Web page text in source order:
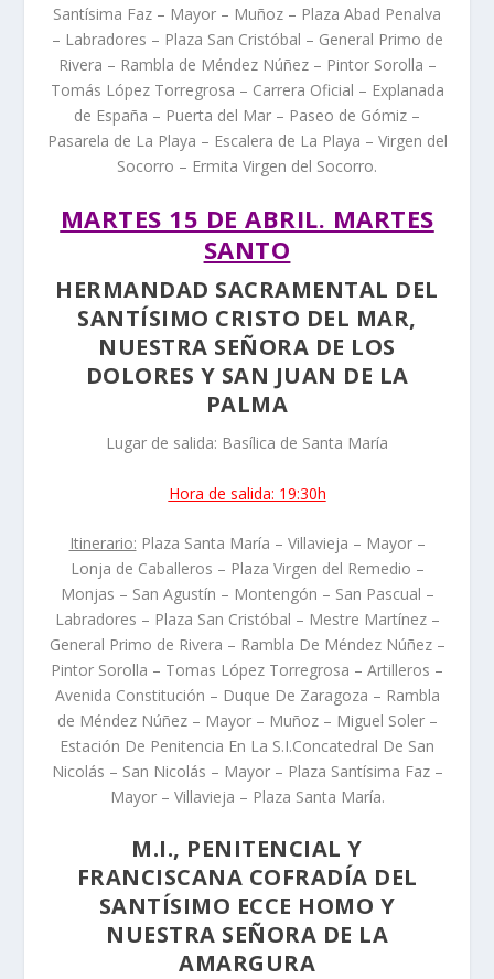
Santísima Faz – Mayor – Muñoz – Plaza Abad Penalva
– Labradores – Plaza San Cristóbal – General Primo de
Rivera – Rambla de Méndez Núñez – Pintor Sorolla –
Tomás López Torregrosa – Carrera Oficial – Explanada
de España – Puerta del Mar – Paseo de Gómiz –
Pasarela de La Playa – Escalera de La Playa – Virgen del
Socorro – Ermita Virgen del Socorro.
MARTES 15 DE ABRIL. MARTES
SANTO
HERMANDAD SACRAMENTAL DEL
SANTÍSIMO CRISTO DEL MAR,
NUESTRA SEÑORA DE LOS
DOLORES Y SAN JUAN DE LA
PALMA
Lugar de salida: Basílica de Santa María
Hora de salida: 19:30h
Itinerario: Plaza Santa María – Villavieja – Mayor –
Lonja de Caballeros – Plaza Virgen del Remedio –
Monjas – San Agustín – Montengón – San Pascual –
Labradores – Plaza San Cristóbal – Mestre Martínez –
General Primo de Rivera – Rambla De Méndez Núñez –
Pintor Sorolla – Tomas López Torregrosa – Artilleros –
Avenida Constitución – Duque De Zaragoza – Rambla
de Méndez Núñez – Mayor – Muñoz – Miguel Soler –
Estación De Penitencia En La S.I.Concatedral De San
Nicolás – San Nicolás – Mayor – Plaza Santísima Faz –
Mayor – Villavieja – Plaza Santa María.
M.I., PENITENCIAL Y
FRANCISCANA COFRADÍA DEL
SANTÍSIMO ECCE HOMO Y
NUESTRA SEÑORA DE LA
AMARGURA